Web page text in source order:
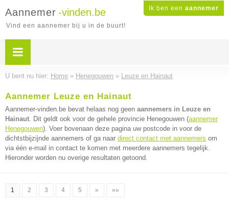
Ik ben een aannemer
Aannemer -vinden.be
Vind een aannemer bij u in de buurt!
U bent nu hier: Home » Henegouwen » Leuze en Hainaut
Aannemer Leuze en Hainaut
Aannemer-vinden.be bevat helaas nog geen aannemers in Leuze en
Hainaut. Dit geldt ook voor de gehele provincie Henegouwen (aannemer
Henegouwen). Voer bovenaan deze pagina uw postcode in voor de
dichtstbijzijnde aannemers of ga naar direct contact met aannemers om
via één e-mail in contact te komen met meerdere aannemers tegelijk.
Hieronder worden nu overige resultaten getoond.
1 2 3 4 5 » »»